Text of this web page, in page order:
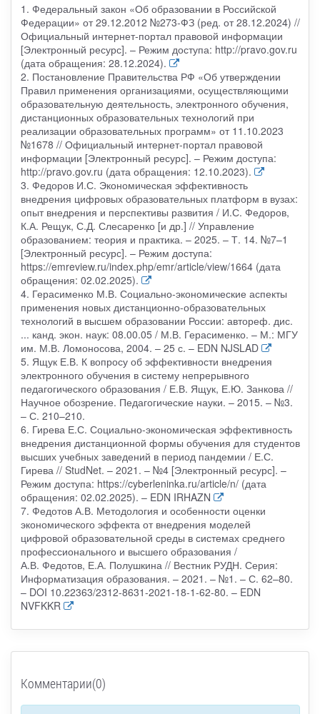
1. Федеральный закон «Об образовании в Российской
Федерации» от 29.12.2012 №273-ФЗ (ред. от 28.12.2024) //
Официальный интернет-портал правовой информации
[Электронный ресурс]. – Режим доступа: http://pravo.gov.ru
(дата обращения: 28.12.2024).
2. Постановление Правительства РФ «Об утверждении
Правил применения организациями, осуществляющими
образовательную деятельность, электронного обучения,
дистанционных образовательных технологий при
реализации образовательных программ» от 11.10.2023
№1678 // Официальный интернет-портал правовой
информации [Электронный ресурс]. – Режим доступа:
http://pravo.gov.ru (дата обращения: 12.10.2023).
3. Федоров И.С. Экономическая эффективность
внедрения цифровых образовательных платформ в вузах:
опыт внедрения и перспективы развития / И.С. Федоров,
К.А. Рещук, С.Д. Слесаренко [и др.] // Управление
образованием: теория и практика. – 2025. – Т. 14. №7–1
[Электронный ресурс]. – Режим доступа:
https://emreview.ru/index.php/emr/article/view/1664 (дата
обращения: 02.02.2025).
4. Герасименко М.В. Социально-экономические аспекты
применения новых дистанционно-образовательных
технологий в высшем образовании России: автореф. дис.
... канд. экон. наук: 08.00.05 / М.В. Герасименко. – М.: МГУ
им. М.В. Ломоносова, 2004. – 25 с. – EDN NJSLAD
5. Ящук Е.В. К вопросу об эффективности внедрения
электронного обучения в систему непрерывного
педагогического образования / Е.В. Ящук, Е.Ю. Занкова //
Научное обозрение. Педагогические науки. – 2015. – №3.
– С. 210–210.
6. Гирева Е.С. Социально-экономическая эффективность
внедрения дистанционной формы обучения для студентов
высших учебных заведений в период пандемии / Е.С.
Гирева // StudNet. – 2021. – №4 [Электронный ресурс]. –
Режим доступа: https://cyberleninka.ru/article/n/ (дата
обращения: 02.02.2025). – EDN IRHAZN
7. Федотов А.В. Методология и особенности оценки
экономического эффекта от внедрения моделей
цифровой образовательной среды в системах среднего
профессионального и высшего образования /
А.В. Федотов, Е.А. Полушкина // Вестник РУДН. Серия:
Информатизация образования. – 2021. – №1. – С. 62–80.
– DOI 10.22363/2312-8631-2021-18-1-62-80. – EDN
NVFKKR
Комментарии(0)